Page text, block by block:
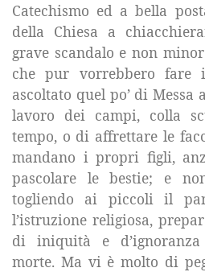
Catechismo ed a bella
della Chiesa a
grave scandalo e non
che pur vorrebbero fare
ascoltato quel po’ di Messa
lavoro dei campi, colla
tempo, o di affrettare le
mandano i propri figli,
pascolare le bestie; e
togliendo ai piccoli il
l’istruzione religiosa,
di iniquità e
morte. Ma vi è molto di